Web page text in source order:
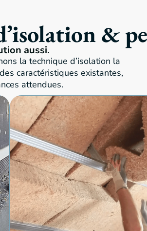
&
aussi.
la technique d’isolation la
caractéristiques existantes,
attendues.